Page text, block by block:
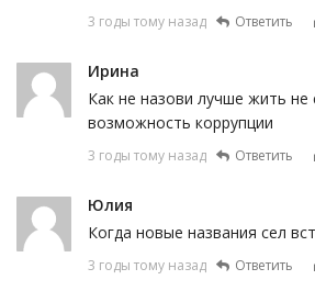
3 годы тому назад Ответить
Ирина
Как не назови лучше жить
возможность коррупции
3 годы тому назад Ответить
Юлия
Когда новые названия сел
3 годы тому назад Ответить